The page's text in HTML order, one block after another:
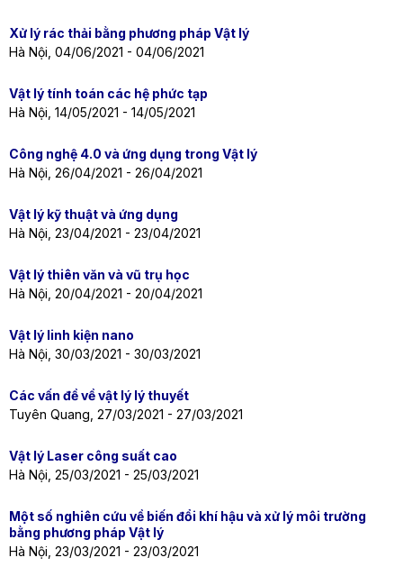
Xử lý rác thải bằng phương pháp Vật lý
Hà Nội, 04/06/2021 - 04/06/2021
Vật lý tính toán các hệ phức tạp
Hà Nội, 14/05/2021 - 14/05/2021
Công nghệ 4.0 và ứng dụng trong Vật lý
Hà Nội, 26/04/2021 - 26/04/2021
Vật lý kỹ thuật và ứng dụng
Hà Nội, 23/04/2021 - 23/04/2021
Vật lý thiên văn và vũ trụ học
Hà Nội, 20/04/2021 - 20/04/2021
Vật lý linh kiện nano
Hà Nội, 30/03/2021 - 30/03/2021
Các vấn đề về vật lý lý thuyết
Tuyên Quang, 27/03/2021 - 27/03/2021
Vật lý Laser công suất cao
Hà Nội, 25/03/2021 - 25/03/2021
Một số nghiên cứu về biến đổi khí hậu và xử lý môi trường
bằng phương pháp Vật lý
Hà Nội, 23/03/2021 - 23/03/2021